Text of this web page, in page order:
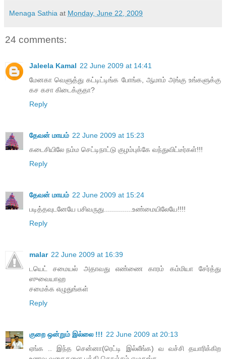
Menaga Sathia at Monday, June 22, 2009
24 comments:
Jaleela Kamal 22 June 2009 at 14:41
மேனகா வெளுத்து கட்டிட்டிங்க போங்க, ஆமாம் அங்கு உங்களுக்கு
கச கசா கிடைக்குதா?
Reply
தேவன் மாயம் 22 June 2009 at 15:23
கடைசியிலே நம்ம செட்டிநாட்டு குழம்புக்கே வந்துவிட்டீர்கள்!!!
Reply
தேவன் மாயம் 22 June 2009 at 15:24
படித்தவுடனேயே பசிவருது..............உண்மையிலேயே!!!!
Reply
malar 22 June 2009 at 16:39
டயெட் சமையல் அதாவது எண்ணை காரம் கம்மியா சேர்த்து
ஸுவையாஹ
சமைக்க எழுதுங்கள்
Reply
குறை ஒன்றும் இல்லை !!! 22 June 2009 at 20:13
ஏங்க .. இந்த சென்னா(ரெட்டி இல்லீங்க) வ வச்சி தயாரிக்கிற